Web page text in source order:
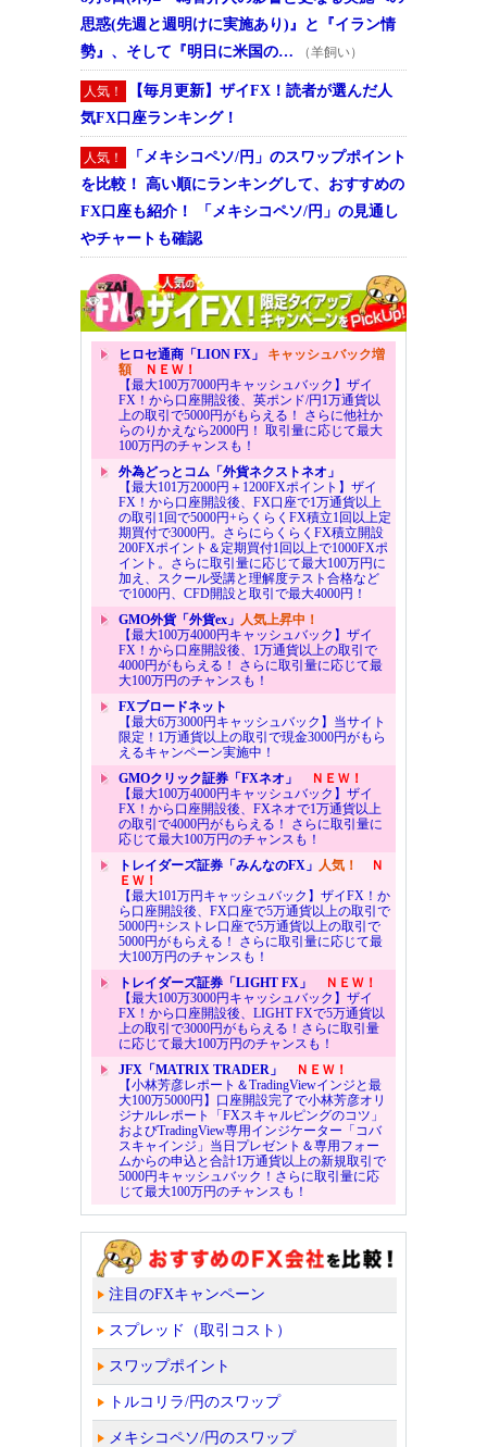
思惑(先週と週明けに実施あり)』と『イラン情
勢』、そして『明日に米国の…
（羊飼い）
人気！
【毎月更新】ザイFX！読者が選んだ人
気FX口座ランキング！
人気！
「メキシコペソ/円」のスワップポイント
を比較！ 高い順にランキングして、おすすめの
FX口座も紹介！ 「メキシコペソ/円」の見通し
やチャートも確認
ヒロセ通商「LION FX」 キャッシュバック増
額ＮＥＷ！
【最大100万7000円キャッシュバック】ザイ
FX！から口座開設後、英ポンド/円1万通貨以
上の取引で5000円がもらえる！ さらに他社か
らのりかえなら2000円！ 取引量に応じて最大
100万円のチャンスも！
外為どっとコム「外貨ネクストネオ」
【最大101万2000円＋1200FXポイント】ザイ
FX！から口座開設後、FX口座で1万通貨以上
の取引1回で5000円+らくらくFX積立1回以上定
期買付で3000円。さらにらくらくFX積立開設
200FXポイント＆定期買付1回以上で1000FXポ
イント。さらに取引量に応じて最大100万円に
加え、スクール受講と理解度テスト合格など
で1000円、CFD開設と取引で最大4000円！
GMO外貨「外貨ex」 人気上昇中！
【最大100万4000円キャッシュバック】ザイ
FX！から口座開設後、1万通貨以上の取引で
4000円がもらえる！ さらに取引量に応じて最
大100万円のチャンスも！
FXブロードネット
【最大6万3000円キャッシュバック】当サイト
限定！1万通貨以上の取引で現金3000円がもら
えるキャンペーン実施中！
GMOクリック証券「FXネオ」
ＮＥＷ！
【最大100万4000円キャッシュバック】ザイ
FX！から口座開設後、FXネオで1万通貨以上
の取引で4000円がもらえる！ さらに取引量に
応じて最大100万円のチャンスも！
トレイダーズ証券「みんなのFX」 人気！
Ｎ
ＥＷ！
【最大101万円キャッシュバック】ザイFX！か
ら口座開設後、FX口座で5万通貨以上の取引で
5000円+シストレ口座で5万通貨以上の取引で
5000円がもらえる！ さらに取引量に応じて最
大100万円のチャンスも！
トレイダーズ証券「LIGHT FX」
ＮＥＷ！
【最大100万3000円キャッシュバック】ザイ
FX！から口座開設後、LIGHT FXで5万通貨以
上の取引で3000円がもらえる！さらに取引量
に応じて最大100万円のチャンスも！
JFX「MATRIX TRADER」
ＮＥＷ！
【小林芳彦レポート＆TradingViewインジと最
大100万5000円】口座開設完了で小林芳彦オリ
ジナルレポート「FXスキャルピングのコツ」
およびTradingView専用インジケーター「コバ
スキャインジ」当日プレゼント＆専用フォー
ムからの申込と合計1万通貨以上の新規取引で
5000円キャッシュバック！さらに取引量に応
じて最大100万円のチャンスも！
注目のFXキャンペーン
スプレッド（取引コスト）
スワップポイント
トルコリラ/円のスワップ
メキシコペソ/円のスワップ